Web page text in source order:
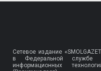
Сетевое издание
в Федеральной
информационных